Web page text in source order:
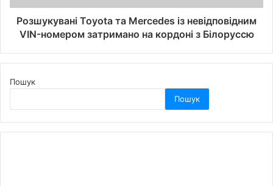
Розшукувані Toyota та Mercedes із невідповідним
VIN-номером затримано на кордоні з Білоруссю
Пошук
Пошук